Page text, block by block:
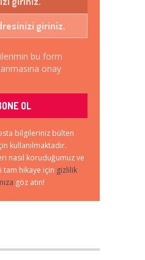
bu form
onay
bilgileriniz bülten
kullanılmaktadır.
nasıl koruduğumuz ve
hikaye için gizlilik
göz atın!